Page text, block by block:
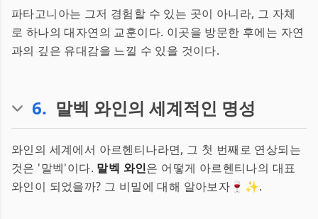
파타고니아는 그저 경험할 수 있는 곳이 아니라, 그 자체
로 하나의 대자연의 교훈이다. 이곳을 방문한 후에는 자연
과의 깊은 유대감을 느낄 수 있을 것이다.
6. 말벡 와인의 세계적인 명성
와인의 세계에서 아르헨티나라면, 그 첫 번째로 연상되는
것은 '말벡'이다. 말벡 와인은 어떻게 아르헨티나의 대표
와인이 되었을까? 그 비밀에 대해 알아보자🍷✨.